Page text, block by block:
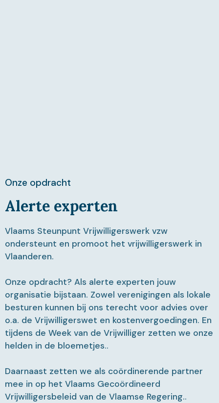
Onze opdracht
Alerte experten
Vlaams Steunpunt Vrijwilligerswerk vzw
ondersteunt en promoot het vrijwilligerswerk in
Vlaanderen.
Onze opdracht? Als alerte experten jouw
organisatie bijstaan. Zowel verenigingen als lokale
besturen kunnen bij ons terecht voor advies over
o.a. de Vrijwilligerswet en kostenvergoedingen. En
tijdens de Week van de Vrijwilliger zetten we onze
helden in de bloemetjes..
Daarnaast zetten we als coördinerende partner
mee in op het Vlaams Gecoördineerd
Vrijwilligersbeleid van de Vlaamse Regering..